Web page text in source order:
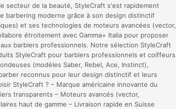
secteur de la beauté, StyleCraft s'est rapidement
barbering moderne grâce à son design distinctif
et ses technologies de moteurs avancées (vector,
étroitement avec Gamma+ Italia pour proposer
barbiers professionnels. Notre sélection StyleCraft
StyleCraft pour barbiers professionnels et coiffeurs
(modèles Saber, Rebel, Ace, Instinct),
reconnus pour leur design distinctif et leurs
StyleCraft ? – Marque américaine innovante du
transparents – Moteurs avancés (vector,
haut de gamme – Livraison rapide en Suisse